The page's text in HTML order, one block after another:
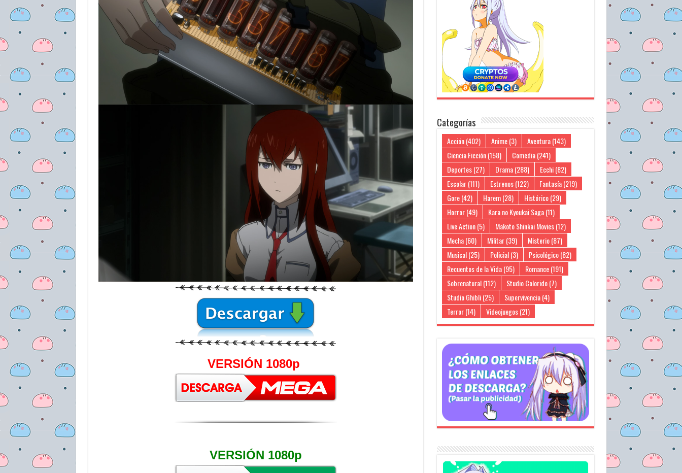
VERSIÓN 1080p
VERSIÓN 1080p
Categorías
Acción(402) Anime(3) Aventura(143)
Ciencia Ficción(158) Comedia(241)
Deportes(27) Drama(288) Ecchi(82)
Escolar(111) Estrenos(122) Fantasía(219)
Gore(42) Harem(28) Histórico(29)
Horror(49) Kara no Kyoukai Saga(11)
Live Action(5) Makoto Shinkai Movies(12)
Mecha(60) Militar(39) Misterio(87)
Musical(25) Policial(3) Psicológico(82)
Recuentos de la Vida(95) Romance(191)
Sobrenatural(112) Studio Colorido(7)
Studio Ghibli(25) Supervivencia(4)
Terror(14) Videojuegos(21)